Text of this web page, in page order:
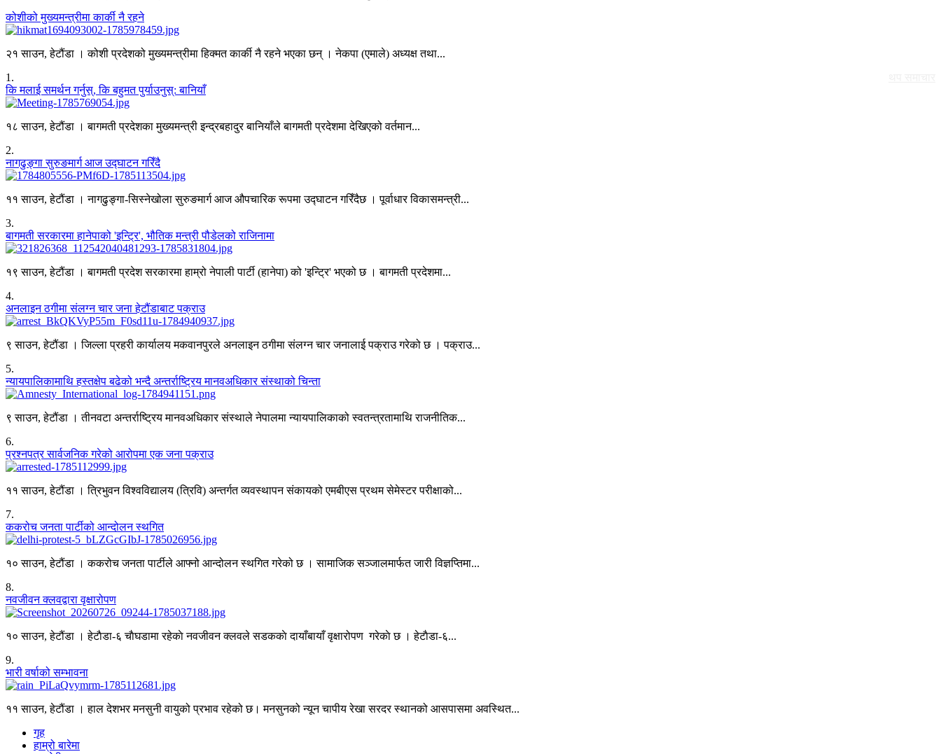
कोशीको मुख्यमन्त्रीमा कार्की नै रहने
२१ साउन, हेटौंडा । कोशी प्रदेशको मुख्यमन्त्रीमा हिक्मत कार्की नै रहने भएका छन् । नेकपा (एमाले) अध्यक्ष तथा...
1 .
कि मलाई समर्थन गर्नुस्, कि बहुमत पुर्याउनुस्: बानियाँ
१८ साउन, हेटौंडा । बागमती प्रदेशका मुख्यमन्त्री इन्द्रबहादुर बानियाँले बागमती प्रदेशमा देखिएको वर्तमान...
2.
नागढुङ्गा सुरुङमार्ग आज उद्घाटन गरिँदै
११ साउन, हेटौंडा । नागढुङ्गा-सिस्नेखोला सुरुङमार्ग आज औपचारिक रूपमा उद्घाटन गरिँदैछ । पूर्वाधार विकासमन्त्री...
3.
बागमती सरकारमा हानेपाको 'इन्ट्रि', भौतिक मन्त्री पौडेलको राजिनामा
१९ साउन, हेटौंडा । बागमती प्रदेश सरकारमा हाम्रो नेपाली पार्टी (हानेपा) को 'इन्ट्रि' भएको छ । बागमती प्रदेशमा...
4.
अनलाइन ठगीमा संलग्न चार जना हेटौंडाबाट पक्राउ
९ साउन, हेटौंडा । जिल्ला प्रहरी कार्यालय मकवानपुरले अनलाइन ठगीमा संलग्न चार जनालाई पक्राउ गरेको छ । पक्राउ...
5.
न्यायपालिकामाथि हस्तक्षेप बढेको भन्दै अन्तर्राष्ट्रिय मानवअधिकार संस्थाको चिन्ता
९ साउन, हेटौंडा । तीनवटा अन्तर्राष्ट्रिय मानवअधिकार संस्थाले नेपालमा न्यायपालिकाको स्वतन्त्रतामाथि राजनीतिक...
6.
प्रश्नपत्र सार्वजनिक गरेको आरोपमा एक जना पक्राउ
११ साउन, हेटौंडा । त्रिभुवन विश्वविद्यालय (त्रिवि) अन्तर्गत व्यवस्थापन संकायको एमबीएस प्रथम सेमेस्टर परीक्षाको...
7.
ककरोच जनता पार्टीको आन्दोलन स्थगित
१० साउन, हेटौंडा । ककरोच जनता पार्टीले आफ्नो आन्दोलन स्थगित गरेको छ । सामाजिक सञ्जालमार्फत जारी विज्ञप्तिमा...
8.
नवजीवन क्लवद्वारा वृक्षारोपण
१० साउन, हेटौंडा । हेटाैडा-६ चाैघडामा रहेकाे नवजीवन क्लवले सडककाे दायाँबायाँ वृक्षारोपण गरेकाे छ । हेटाैडा-६...
9.
भारी वर्षाको सम्भावना
११ साउन, हेटौंडा । हाल देशभर मनसुनी वायुको प्रभाव रहेको छ। मनसुनको न्यून चापीय रेखा सरदर स्थानको आसपासमा अवस्थित...
गृह
हाम्रो बारेमा